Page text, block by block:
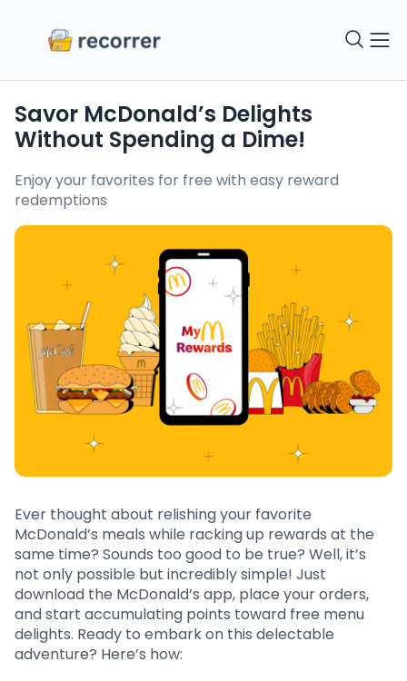
Savor McDonald’s Delights
Without Spending a Dime!
Enjoy your favorites for free with easy reward
redemptions
Ever thought about relishing your favorite
McDonald’s meals while racking up rewards at the
same time? Sounds too good to be true? Well, it’s
not only possible but incredibly simple! Just
download the McDonald’s app, place your orders,
and start accumulating points toward free menu
delights. Ready to embark on this delectable
adventure? Here’s how: